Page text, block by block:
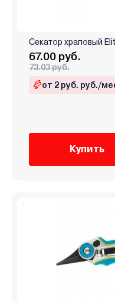
Секатор храповый
67.00 руб.
73.03 руб.
от 2 руб. руб./
Купить